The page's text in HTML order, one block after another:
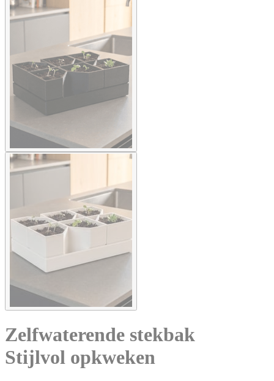
Zelfwaterende stekbak
Stijlvol opkweken